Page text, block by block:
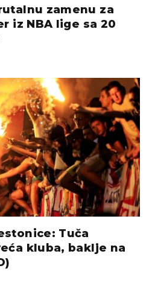
zamenu za
iz NBA lige sa 20
Tuča
kluba, baklje na